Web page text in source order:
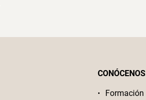
CONÓCENOS
Formación